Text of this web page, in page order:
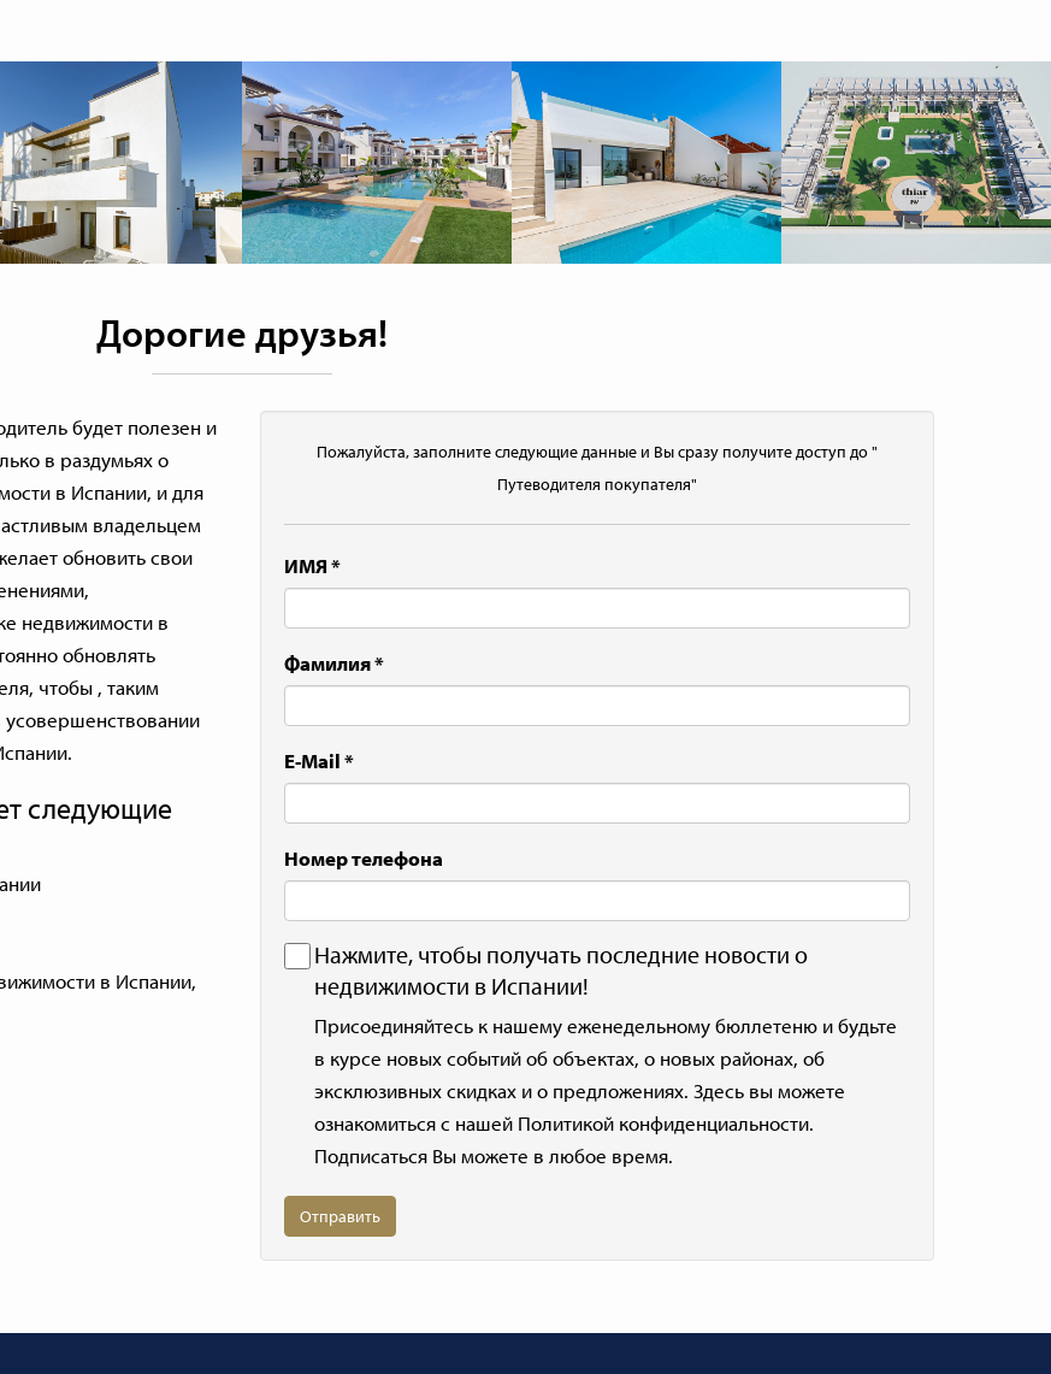
Дорогие друзья!
будет полезен и
в раздумьях о
в Испании, и для
владельцем
обновить свои
недвижимости в
обновлять
чтобы , таким
следующие
в Испании,
Пожалуйста, заполните следующие данные и Вы сразу получите доступ до "
Путеводителя покупателя"
ИМЯ*
Фамилия*
E-Mail*
Номер телефона
Нажмите, чтобы получать последние новости о
недвижимости в Испании!
Присоединяйтесь к нашему еженедельному бюллетеню и будьте
в курсе новых событий об объектах, о новых районах, об
эксклюзивных скидках и о предложениях. Здесь вы можете
ознакомиться с нашей Политикой конфиденциальности.
Подписаться Вы можете в любое время.
Отправить